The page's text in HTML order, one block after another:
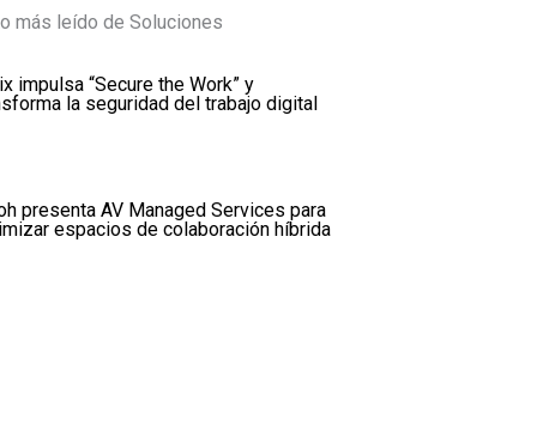
más leído de Soluciones
impulsa “Secure the Work” y
la seguridad del trabajo digital
presenta AV Managed Services para
espacios de colaboración híbrida